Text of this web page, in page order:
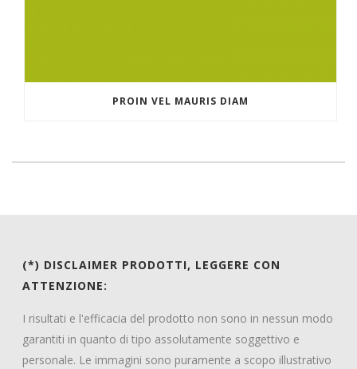
PROIN VEL MAURIS DIAM
(*) DISCLAIMER PRODOTTI, LEGGERE CON
ATTENZIONE:
I risultati e l'efficacia del prodotto non sono in nessun modo
garantiti in quanto di tipo assolutamente soggettivo e
personale. Le immagini sono puramente a scopo illustrativo